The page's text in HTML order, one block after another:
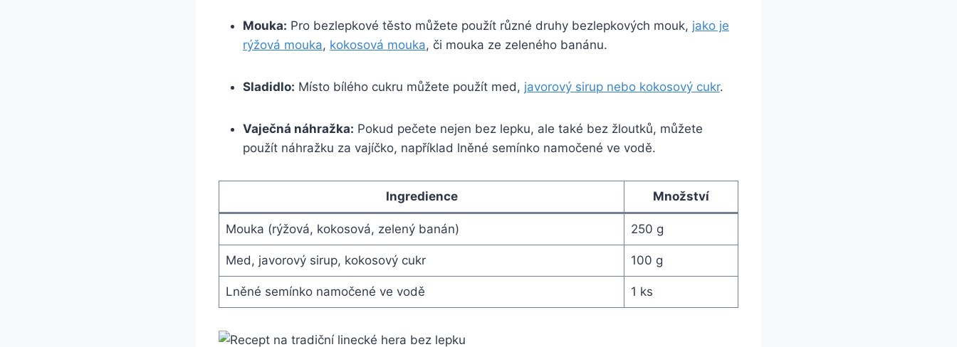
Mouka: Pro bezlepkové těsto můžete použít různé druhy bezlepkových mouk, jako je
rýžová mouka, kokosová mouka, či mouka ze zeleného banánu.
Sladidlo: Místo bílého cukru můžete použít med, javorový sirup nebo kokosový cukr.
Vaječná náhražka: Pokud pečete nejen bez lepku, ale také bez žloutků, můžete
použít náhražku za vajíčko, například lněné semínko namočené ve vodě.
Ingredience Množství
Mouka (rýžová, kokosová, zelený banán) 250 g
Med, javorový sirup, kokosový cukr 100 g
Lněné semínko namočené ve vodě 1 ks